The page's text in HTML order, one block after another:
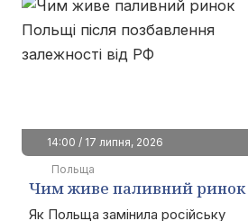
14:00 / 17 липня, 2026
Польща
Чим живе паливний ринок
Польщі після позбавлення
Як Польща замінила російську